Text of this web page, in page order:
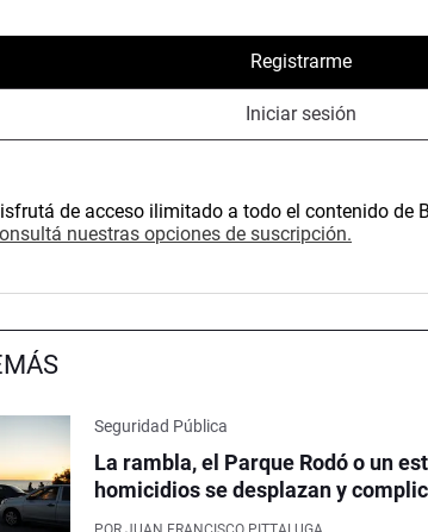
Registrarme
Iniciar sesión
de acceso ilimitado a todo el contenido de
nuestras opciones de suscripción.
Seguridad Pública
La rambla, el Parque Rodó o un
homicidios se desplazan y